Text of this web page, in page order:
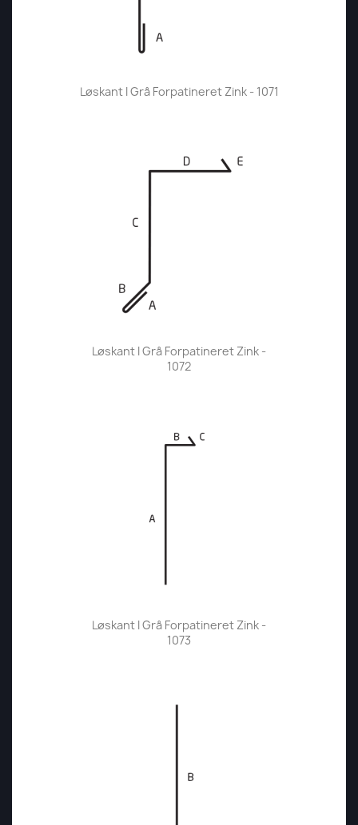
Løskant I Grå Forpatineret Zink - 1071
Løskant I Grå Forpatineret Zink -
1072
Løskant I Grå Forpatineret Zink -
1073